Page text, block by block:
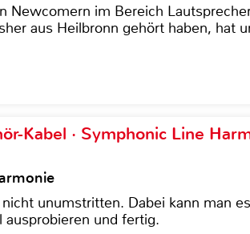
Newcomern im Bereich
aus Heilbronn gehört haben, hat
Kabel · Symphonic Line
unumstritten. Dabei kann man
ausprobieren und fertig.